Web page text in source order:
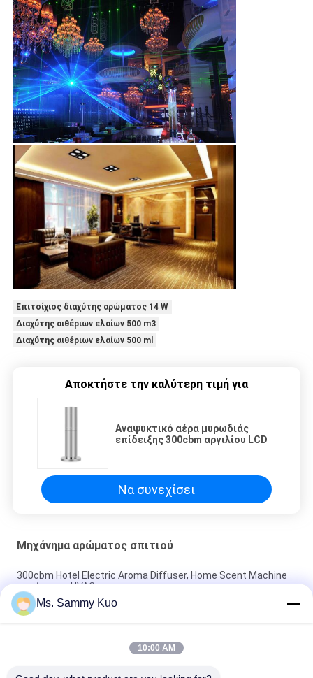
Επιτοίχιος διαχύτης αρώματος 14 W
Διαχύτης αιθέριων ελαίων 500 m3
Διαχύτης αιθέριων ελαίων 500 ml
Αποκτήστε την καλύτερη τιμή για
Αναψυκτικό αέρα μυρωδιάς
επίδειξης 300cbm αργιλίου LCD
Να συνεχίσει
Μηχάνημα αρώματος σπιτιού
300cbm Hotel Electric Aroma Diffuser, Home Scent Machine
με σύστημα HVAC
Cold Air Diffusion 500ml Oil Bottle Αυτόματο αποσμητικό
δωματίου / HVAC Scent Diffuser
Μηχανή οικιακής μυρωδιάς χωρίς νερό Aromatherapy
Ms. Sammy Kuo
10:00 AM